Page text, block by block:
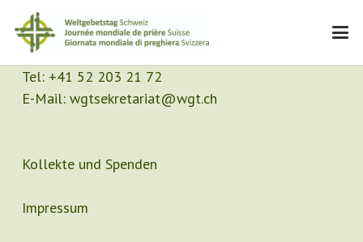
Kontakt
Sekretariat
Tel: +41 52 203 21 72
E-Mail: wgtsekretariat@wgt.ch
Kollekte und Spenden
Impressum